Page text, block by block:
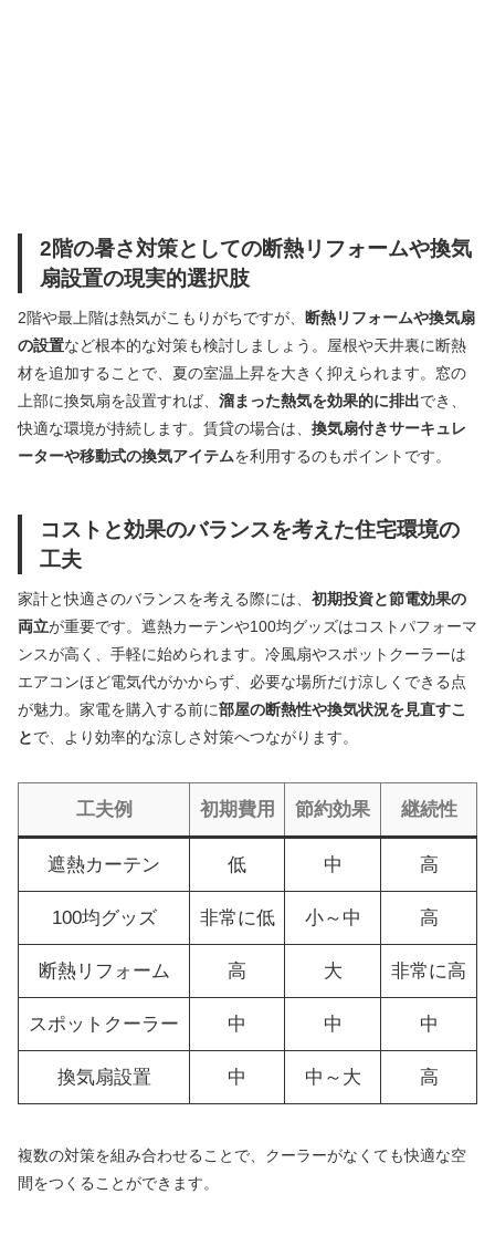
2階の暑さ対策としての断熱リフォームや換気
扇設置の現実的選択肢
2階や最上階は熱気がこもりがちですが、 断熱リフォームや換気扇
の設置など根本的な対策も検討しましょう。屋根や天井裏に断熱
材を追加することで、夏の室温上昇を大きく抑えられます。窓の
上部に換気扇を設置すれば、 溜まった熱気を効果的に排出でき、
快適な環境が持続します。賃貸の場合は、 換気扇付きサーキュレ
ーターや移動式の換気アイテムを利用するのもポイントです。
コストと効果のバランスを考えた住宅環境の
工夫
家計と快適さのバランスを考える際には、 初期投資と節電効果の
両立が重要です。遮熱カーテンや100均グッズはコストパフォーマ
ンスが高く、手軽に始められます。冷風扇やスポットクーラーは
エアコンほど電気代がかからず、必要な場所だけ涼しくできる点
が魅力。家電を購入する前に部屋の断熱性や換気状況を見直すこ
とで、より効率的な涼しさ対策へつながります。
工夫例 初期費用 節約効果 継続性
遮熱カーテン 低 中 高
100均グッズ 非常に低 小～中 高
断熱リフォーム 高 大 非常に高
スポットクーラー 中 中 中
換気扇設置 中 中～大 高
複数の対策を組み合わせることで、クーラーがなくても快適な空
間をつくることができます。